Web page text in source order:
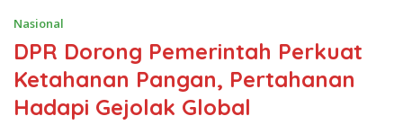
Nasional
DPR Dorong Pemerintah Perkuat
Ketahanan Pangan, Pertahanan
Hadapi Gejolak Global